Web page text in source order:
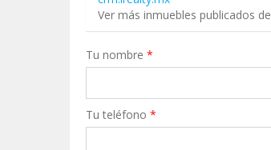
Ver más inmuebles publicados de
Tu nombre *
Tu teléfono *